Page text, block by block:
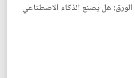
الورق: هل يصنع الذكاء الاصطناعي